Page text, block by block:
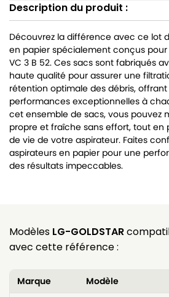
Description du produit :
Découvrez la différence avec ce lot
en papier spécialement conçus pour
VC 3 B 52. Ces sacs sont fabriqués
haute qualité pour assurer une
rétention optimale des débris, offrant
performances exceptionnelles à
cet ensemble de sacs, vous pouvez
propre et fraîche sans effort, tout en
de vie de votre aspirateur. Faites
aspirateurs en papier pour une
des résultats impeccables.
Modèles LG-GOLDSTAR
avec cette référence :
Marque
Modèle